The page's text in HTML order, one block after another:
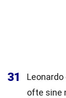
31
ofte sine